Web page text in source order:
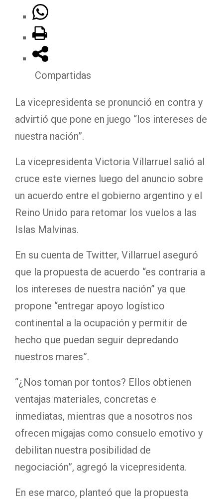
Compartidas
La vicepresidenta se pronunció en contra y
advirtió que pone en juego “los intereses de
nuestra nación”.
La vicepresidenta Victoria Villarruel salió al
cruce este viernes luego del anuncio sobre
un acuerdo entre el gobierno argentino y el
Reino Unido para retomar los vuelos a las
Islas Malvinas.
En su cuenta de Twitter, Villarruel aseguró
que la propuesta de acuerdo “es contraria a
los intereses de nuestra nación” ya que
propone “entregar apoyo logístico
continental a la ocupación y permitir de
hecho que puedan seguir depredando
nuestros mares”.
“¿Nos toman por tontos? Ellos obtienen
ventajas materiales, concretas e
inmediatas, mientras que a nosotros nos
ofrecen migajas como consuelo emotivo y
debilitan nuestra posibilidad de
negociación”, agregó la vicepresidenta.
En ese marco, planteó que la propuesta